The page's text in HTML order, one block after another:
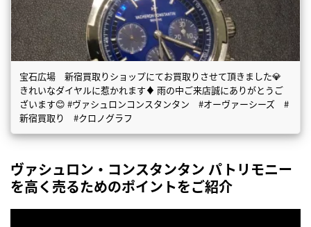
宝石広場 新宿買取りショップにてお買取りさせて頂きました💎
きれいなダイヤルに惹かれます♦️ 雨の中ご来店誠にありがとうご
ざいます😊 #ヴァシュロンコンスタンタン #オーヴァーシーズ #
新宿買取り #クロノグラフ
ヴァシュロン・コンスタンタン パトリモニー
を高く売るためのポイントをご紹介